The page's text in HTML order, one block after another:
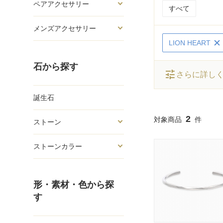
ペアアクセサリー
メンズアクセサリー
石から探す
誕生石
ストーン
ストーンカラー
形・素材・色から探
す
すべて
LION HEART
tune さらに詳し
2